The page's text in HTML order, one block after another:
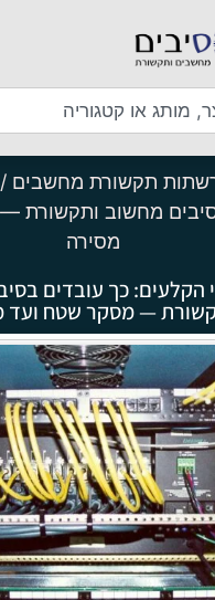
תקשורת מחשבים
מחשוב ותקשורת
מסירה
הקלעים: כך עובדים
— מסקר שטח ועד